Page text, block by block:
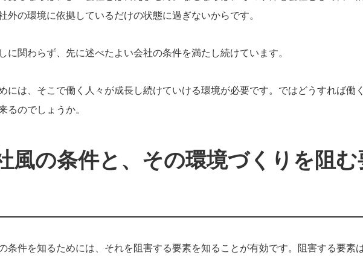
外の環境に依拠しているだけの状態に過ぎないからです。
に関わらず、先に述べたよい会社の条件を満たし続けています。
には、そこで働く人々が成長し続けていける環境が必要です。ではどうすれば働
るのでしょうか。
風の条件と、その環境づくりを阻む
条件を知るためには、それを阻害する要素を知ることが有効です。阻害する要素